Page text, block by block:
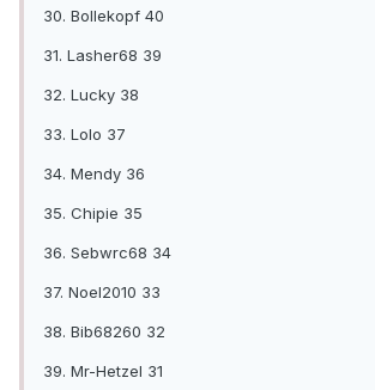
30. Bollekopf 40
31. Lasher68 39
32. Lucky 38
33. Lolo 37
34. Mendy 36
35. Chipie 35
36. Sebwrc68 34
37. Noel2010 33
38. Bib68260 32
39. Mr-Hetzel 31